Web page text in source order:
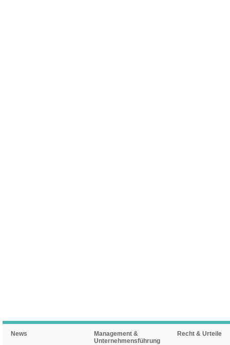
News
Management &
Unternehmensführung
Recht & Urteile